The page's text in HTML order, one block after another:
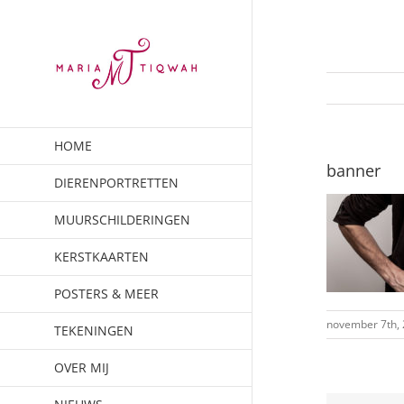
HOME
DIERENPORTRETTEN
MUURSCHILDERINGEN
KERSTKAARTEN
POSTERS & MEER
TEKENINGEN
OVER MIJ
banner
november 7th,